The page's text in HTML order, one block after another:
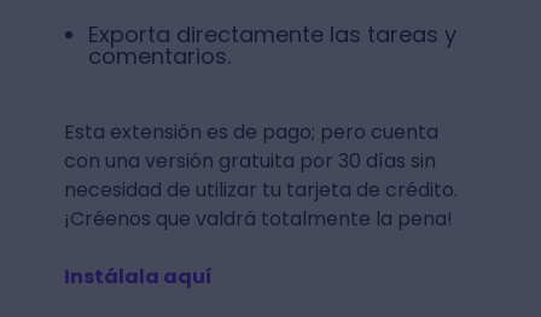
Exporta directamente las tareas y
comentarios.
Esta extensión es de pago; pero cuenta
con una versión gratuita por 30 días sin
necesidad de utilizar tu tarjeta de crédito.
¡Créenos que valdrá totalmente la pena!
Instálala aquí